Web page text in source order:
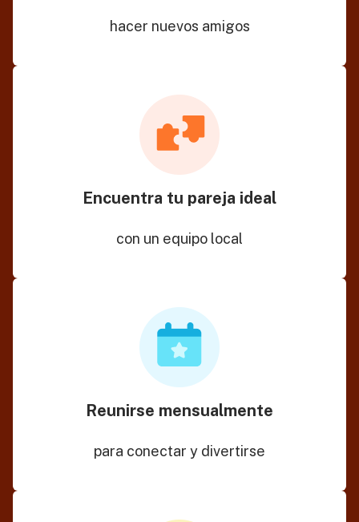
hacer nuevos amigos
Encuentra tu pareja ideal
con un equipo local
Reunirse mensualmente
para conectar y divertirse